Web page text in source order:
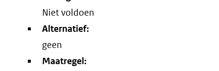
Niet voldoen
Alternatief:
geen
Maatregel: